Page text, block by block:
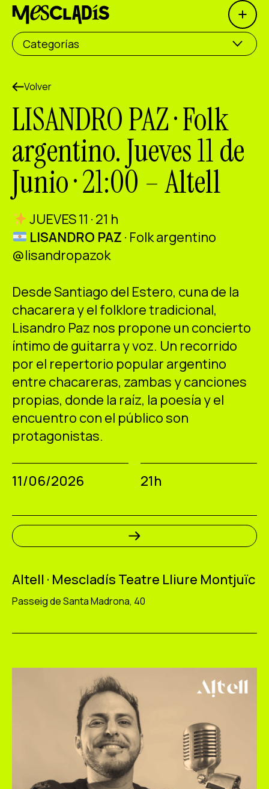
Open
Productora social
Productora de experiencias
Productora de empleo
Productora de conocimiento
Productora cultural
Agenda
Nuestros talleres
Blog
Contacto
FacebookInstagramYoutube
Categorías
Volver
LISANDRO PAZ · Folk
argentino. Jueves 11 de
Junio · 21:00 – Altell
JUEVES 11 · 21 h
LISANDRO PAZ · Folk argentino
@lisandropazok
Desde Santiago del Estero, cuna de la
chacarera y el folklore tradicional,
Lisandro Paz nos propone un concierto
íntimo de guitarra y voz. Un recorrido
por el repertorio popular argentino
entre chacareras, zambas y canciones
propias, donde la raíz, la poesía y el
encuentro con el público son
protagonistas.
11/06/2026 21h
Altell · Mescladís Teatre Lliure Montjuïc
Passeig de Santa Madrona, 40